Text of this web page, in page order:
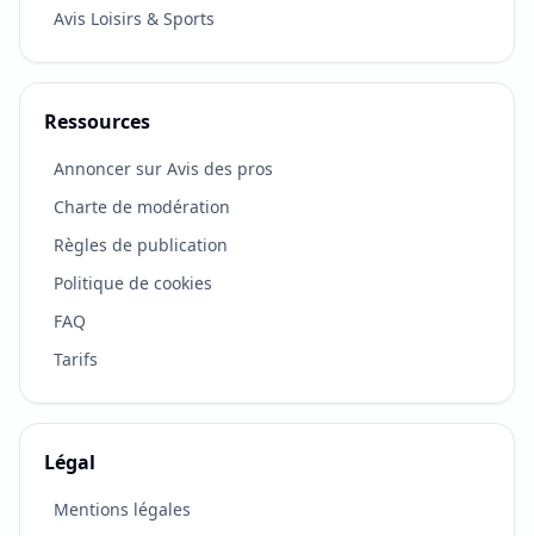
Vous connaissez cette entreprise ?
Avis Loisirs & Sports
Ressources
Annoncer sur Avis des pros
Charte de modération
Règles de publication
Politique de cookies
FAQ
Tarifs
Légal
Mentions légales